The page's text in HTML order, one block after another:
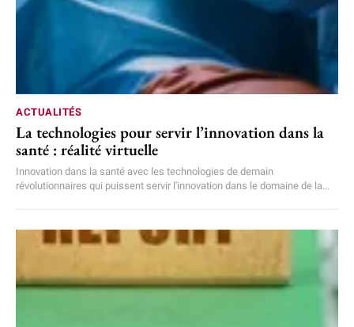
ACTUALITÉS
La technologies pour servir l’innovation dans la
santé : réalité virtuelle
Innovation dans la santé avec les technologies de demain
révolutionnaires qui puissent servir l'innovation dans le domaine de la...